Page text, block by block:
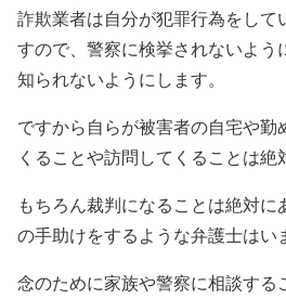
詐欺業者は自分が犯罪行為をして
すので、警察に検挙されないよう
知られないようにします。
ですから自らが被害者の自宅や勤
くることや訪問してくることは絶
もちろん裁判になることは絶対
の手助けをするような弁護士はい
念のために家族や警察に相談する